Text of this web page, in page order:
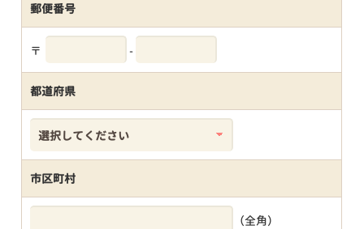
郵便番号
〒 -
都道府県
市区町村
（全角）